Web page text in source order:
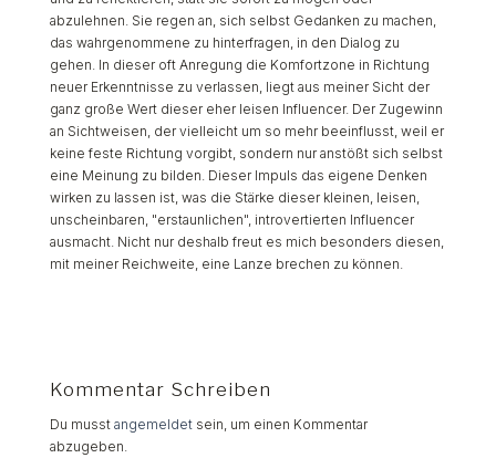
abzulehnen. Sie regen an, sich selbst Gedanken zu machen,
das wahrgenommene zu hinterfragen, in den Dialog zu
gehen. In dieser oft Anregung die Komfortzone in Richtung
neuer Erkenntnisse zu verlassen, liegt aus meiner Sicht der
ganz große Wert dieser eher leisen Influencer. Der Zugewinn
an Sichtweisen, der vielleicht um so mehr beeinflusst, weil er
keine feste Richtung vorgibt, sondern nur anstößt sich selbst
eine Meinung zu bilden. Dieser Impuls das eigene Denken
wirken zu lassen ist, was die Stärke dieser kleinen, leisen,
unscheinbaren, "erstaunlichen", introvertierten Influencer
ausmacht. Nicht nur deshalb freut es mich besonders diesen,
mit meiner Reichweite, eine Lanze brechen zu können.
Kommentar Schreiben
Du musst angemeldetsein, um einen Kommentar
abzugeben.